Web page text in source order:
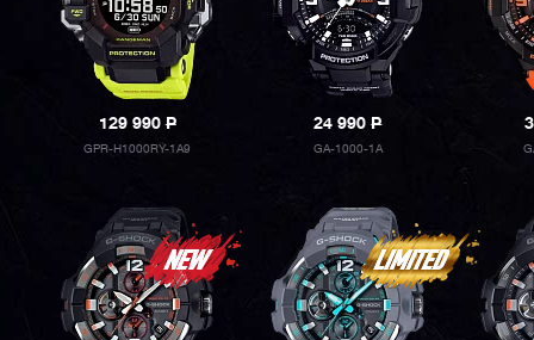
129 990P
GPR-H1000RY-1A9
24 990P
GA-1000-1A